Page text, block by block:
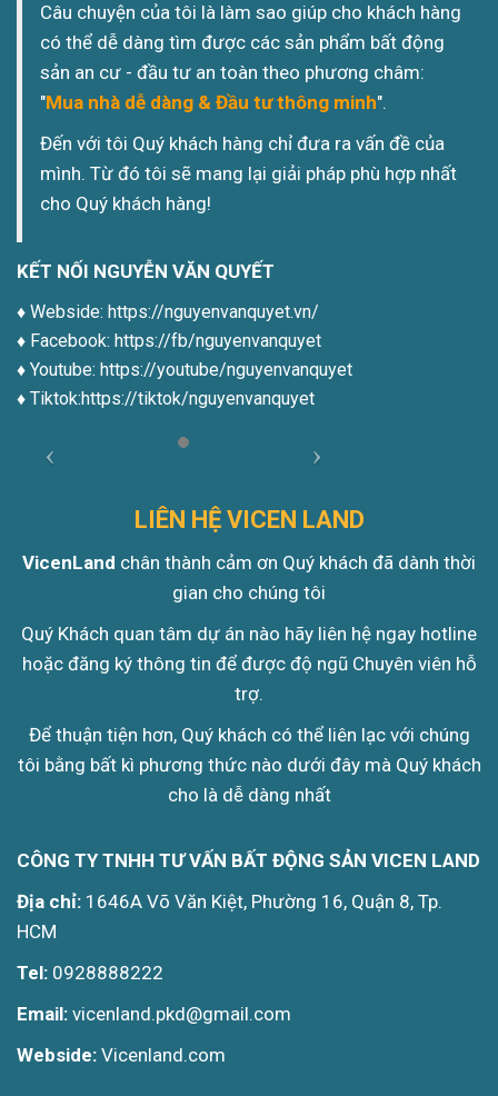
Câu chuyện của tôi là làm sao giúp cho khách hàng
có thể dễ dàng tìm được các sản phẩm bất động
sản an cư - đầu tư an toàn theo phương châm:
"Mua nhà dễ dàng & Đầu tư thông minh".
Đến với tôi Quý khách hàng chỉ đưa ra vấn đề của
mình. Từ đó tôi sẽ mang lại giải pháp phù hợp nhất
cho Quý khách hàng!
KẾT NỐI NGUYỄN VĂN QUYẾT
♦️ Webside: https://nguyenvanquyet.vn/
♦️ Facebook: https://fb/nguyenvanquyet
♦️ Youtube: https://youtube/nguyenvanquyet
♦️ Tiktok:https://tiktok/nguyenvanquyet
LIÊN HỆ VICEN LAND
VicenLand chân thành cảm ơn Quý khách đã dành thời
gian cho chúng tôi
Quý Khách quan tâm dự án nào hãy liên hệ ngay hotline
hoặc đăng ký thông tin để được độ ngũ Chuyên viên hỗ
trợ.
Để thuận tiện hơn, Quý khách có thể liên lạc với chúng
tôi bằng bất kì phương thức nào dưới đây mà Quý khách
cho là dễ dàng nhất
CÔNG TY TNHH TƯ VẤN BẤT ĐỘNG SẢN VICEN LAND
Địa chỉ: 1646A Võ Văn Kiệt, Phường 16, Quận 8, Tp.
HCM
Tel: 0928888222
Email: vicenland.pkd@gmail.com
Webside: Vicenland.com